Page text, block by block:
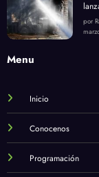
por
Menu
Inicio
Conocenos
Programación